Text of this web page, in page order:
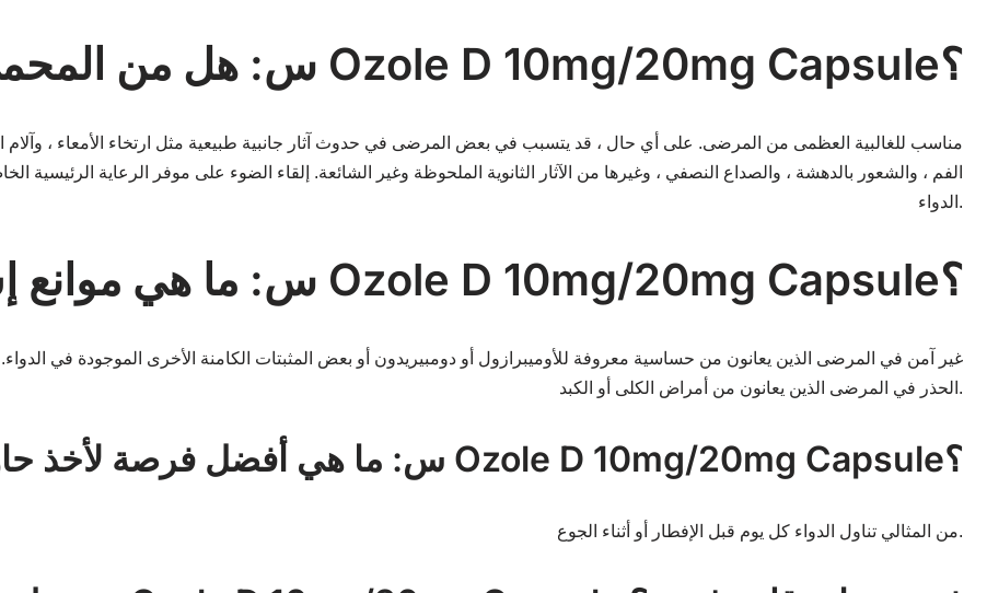
س: هل من المحمي استخدام Ozole D 10mg/20mg Capsule؟
الفم ، والشعور بالدهشة ، والصداع النصفي ، وغيرها من الآثار الثانوية الملحوظة وغير الشائعة. إلقاء الضوء على موفر الرعاية الرئيسية
الدواء.
س: ما هي موانع إستعمال Ozole D 10mg/20mg Capsule؟
الحذر في المرضى الذين يعانون من أمراض الكلى أو الكبد.
س: ما هي أفضل فرصة لأخذ حاوية Ozole D 10mg/20mg Capsule؟
من المثالي تناول الدواء كل يوم قبل الإفطار أو أثناء الجوع.